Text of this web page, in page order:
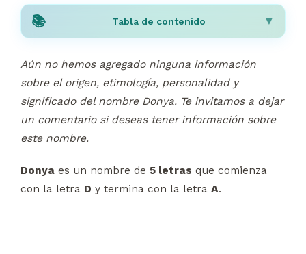
Tabla de contenido
Aún no hemos agregado ninguna información
sobre el origen, etimología, personalidad y
significado del nombre Donya. Te invitamos a dejar
un comentario si deseas tener información sobre
este nombre.
Donya es un nombre de 5 letras que comienza
con la letra D y termina con la letra A.